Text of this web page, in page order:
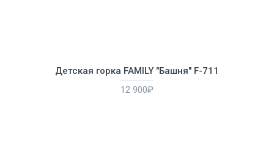
Детская горка FAMILY "Башня" F-711
12 900₽